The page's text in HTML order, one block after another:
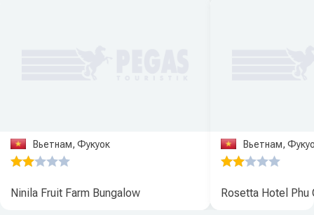
Вьетнам, Фукуок
Ninila Fruit Farm Bungalow
Вьетнам,
Rosetta Hotel Phu